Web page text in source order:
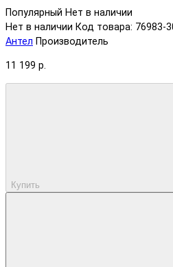
Популярный Нет в наличии
Нет в наличии Код товара: 76983-
Антел Производитель
11 199 р.
Купить